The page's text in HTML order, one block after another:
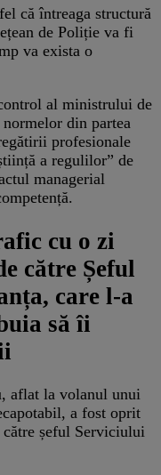
că întreaga structură
de Poliție va fi
va exista o
al ministrului de
din partea
profesionale
a regulilor” de
managerial
cu o zi
către Șeful
care l-a
să îi
aflat la volanul unui
a fost oprit
șeful Serviciului